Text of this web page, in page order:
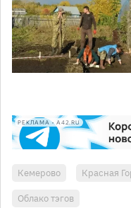
РЕКЛАМА • A42.RU
Кемерово Красная
Облако тэгов